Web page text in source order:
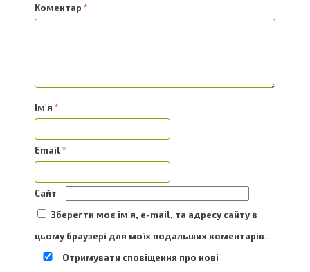
Коментар *
Ім'я *
Email*
Сайт
Зберегти моє ім'я, e-mail, та адресу сайту в
цьому браузері для моїх подальших коментарів.
Отримувати сповіщення про нові